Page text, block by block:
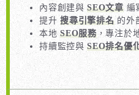
內容創建與SEO文章編
提升搜尋引擎排名的外
本地SEO服務，專注於
持續監控與SEO排名優